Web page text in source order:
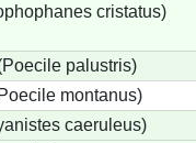
cristatus)
palustris)
montanus)
caeruleus)